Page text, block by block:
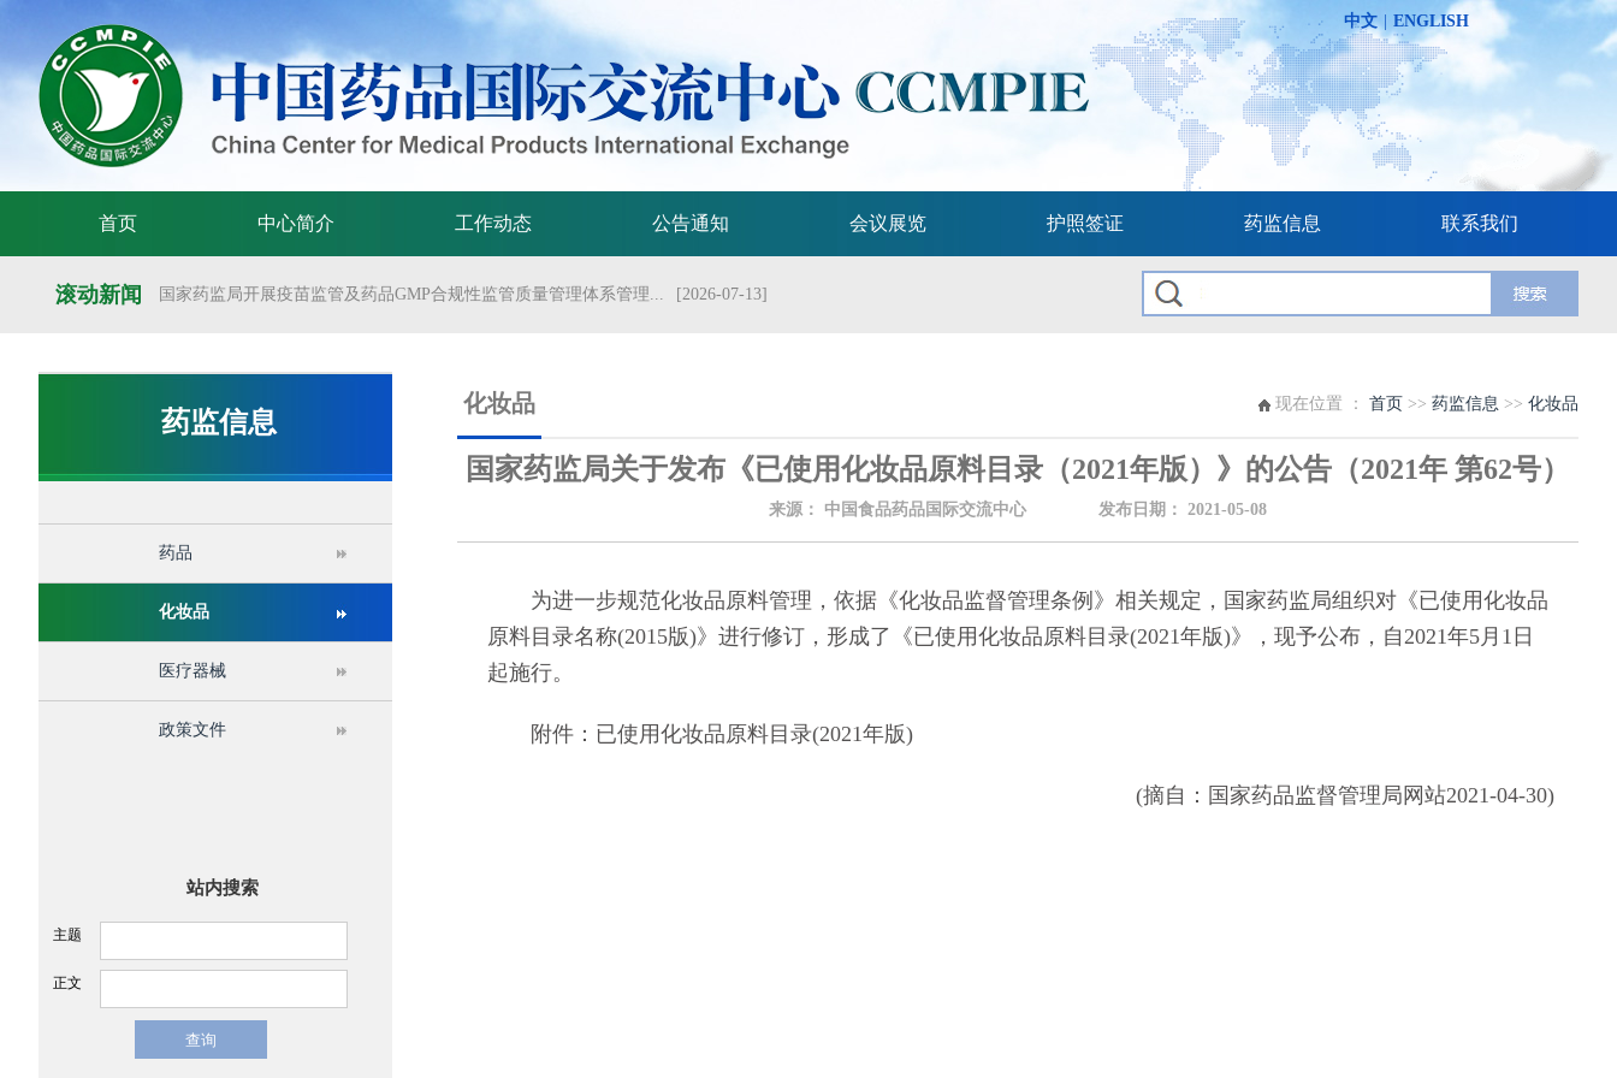
中文 ENGLISH
首页 中心简介 工作动态 公告通知 会议展览 护照签证 药监信息 联系我们
滚动新闻 国家药监局开展疫苗监管及药品GMP合规性监管质量管理体系管理... [2026-07-13]
国家药监局药审中心关于发布《预防用mRNA疫苗临床试验技术指...
国家药监局药审中心关于发布《关于开发适宜药品包装规格的指导原...
国家药监局 国家卫生健康委 国家中医药局 国家疾控局关于发布... [2026-06-25]
关于举办第十六届中国医疗器械监督管理国际会议的通知
药监信息
药品
化妆品
医疗器械
政策文件
站内搜索
主题
正文
化妆品 现在位置 ： 首页 >> 药监信息 >> 化妆品
国家药监局关于发布《已使用化妆品原料目录（2021年版）》的公告（2021年 第62号）
来源： 中国食品药品国际交流中心 发布日期： 2021-05-08
为进一步规范化妆品原料管理，依据《化妆品监督管理条例》相关规定，国家药监局组织对《已使用化妆品
原料目录名称(2015版)》进行修订，形成了《已使用化妆品原料目录(2021年版)》，现予公布，自2021年5月1日
起施行。
附件：已使用化妆品原料目录(2021年版)
(摘自：国家药品监督管理局网站2021-04-30)